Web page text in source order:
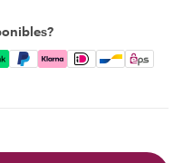
Apple Pay, Google